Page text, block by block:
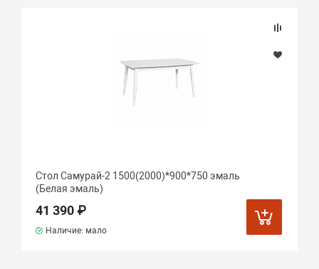
Стол Самурай-2 1500(2000)*900*750 эмаль
(Белая эмаль)
41 390 ₽
Наличие: мало